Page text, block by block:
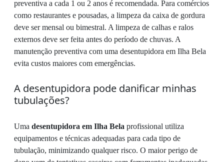
preventiva a cada 1 ou 2 anos é recomendada. Para comércios
como restaurantes e pousadas, a limpeza da caixa de gordura
deve ser mensal ou bimestral. A limpeza de calhas e ralos
externos deve ser feita antes do período de chuvas. A
manutenção preventiva com uma desentupidora em Ilha Bela
evita custos maiores com emergências.
A desentupidora pode danificar minhas
tubulações?
Uma desentupidora em Ilha Bela profissional utiliza
equipamentos e técnicas adequadas para cada tipo de
tubulação, minimizando qualquer risco. O maior perigo de